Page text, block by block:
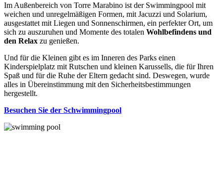
Im Außenbereich von Torre Marabino ist der Swimmingpool mit
weichen und unregelmäßigen Formen, mit Jacuzzi und Solarium,
ausgestattet mit Liegen und Sonnenschirmen, ein perfekter Ort, um
sich zu auszuruhen und Momente des totalen Wohlbefindens und
den Relax zu genießen.
Und für die Kleinen gibt es im Inneren des Parks einen
Kinderspielplatz mit Rutschen und kleinen Karussells, die für Ihren
Spaß und für die Ruhe der Eltern gedacht sind. Deswegen, wurde
alles in Übereinstimmung mit den Sicherheitsbestimmungen
hergestellt.
Besuchen Sie der Schwimmingpool